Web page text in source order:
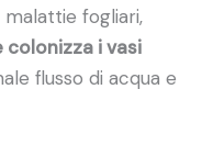
fogliari,
i vasi
flusso di acqua e